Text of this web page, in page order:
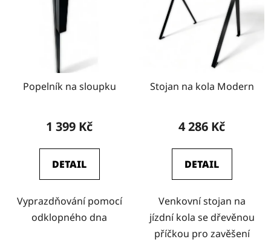
Popelník na sloupku
1 399 Kč
DETAIL
Vyprazdňování pomocí
odklopného dna
Stojan na kola Modern
4 286 Kč
DETAIL
Venkovní stojan na
jízdní kola se dřevěnou
příčkou pro zavěšení